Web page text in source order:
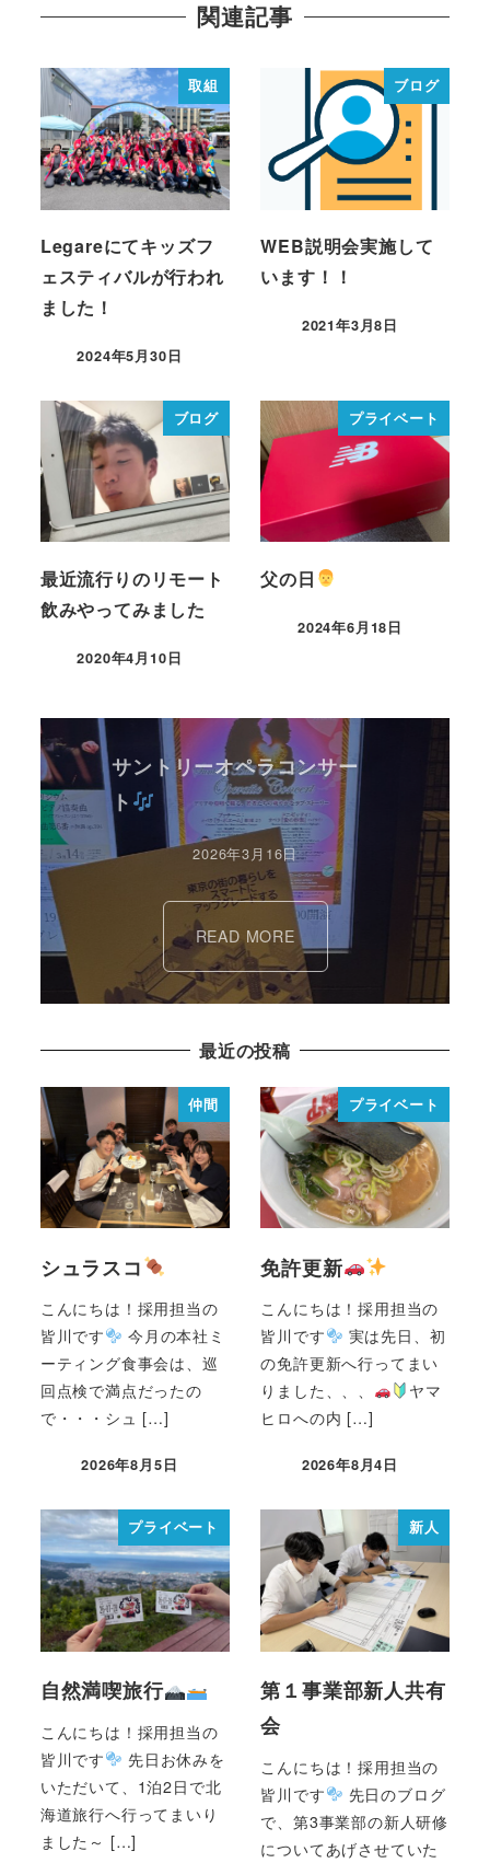
関連記事
取組
Legareにてキッズフ
ェスティバルが行われ
ました！
2024年5月30日
ブログ
WEB説明会実施して
います！！
2021年3月8日
ブログ
最近流行りのリモート
飲みやってみました
2020年4月10日
プライベート
父の日
2024年6月18日
サントリーオペラコンサー
ト
2026年3月16日
READ MORE
最近の投稿
仲間
シュラスコ
こんにちは！採用担当の
皆川です
今月の本社ミ
ーティング食事会は、巡
回点検で満点だったの
で・・・シュ […]
2026年8月5日
プライベート
免許更新
こんにちは！採用担当の
皆川です
実は先日、初
の免許更新へ行ってまい
りました、、、
ヤマ
ヒロへの内 […]
2026年8月4日
プライベート
自然満喫旅行
こんにちは！採用担当の
皆川です
先日お休みを
いただいて、1泊2日で北
海道旅行へ行ってまいり
ました～ […]
新人
第１事業部新人共有
会
こんにちは！採用担当の
皆川です
先日のブログ
で、第3事業部の新人研修
についてあげさせていた